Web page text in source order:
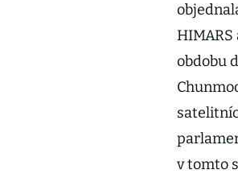
obdobu
v tomto